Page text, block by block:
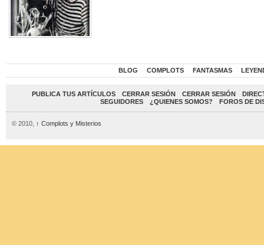
BLOG COMPLOTS FANTASMAS
PUBLICA TUS ARTÍCULOS CERRAR SESIÓN CERRAR SESIÓN
SEGUIDORES
¿QUIENES SOMOS? FOROS DE
© 2010, ↑ Complots y Misterios